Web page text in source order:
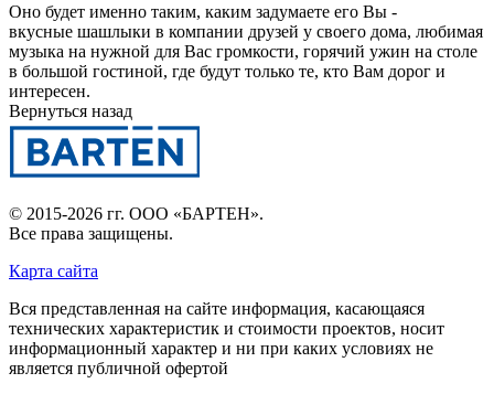
Оно будет именно таким, каким задумаете его Вы -
вкусные шашлыки в компании друзей у своего дома, любимая
музыка на нужной для Вас громкости, горячий ужин на столе
в большой гостиной, где будут только те, кто Вам дорог и
интересен.
Вернуться назад
© 2015-2026 гг. ООО «БАРТЕН».
Все права защищены.
Карта сайта
Вся представленная на сайте информация, касающаяся
технических характеристик и стоимости проектов, носит
информационный характер и ни при каких условиях не
является публичной офертой